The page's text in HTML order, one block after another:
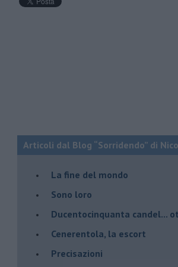
Articoli dal Blog “Sorridendo” di
La fine del mondo
Sono loro
Ducentocinquanta candel...
Cenerentola, la escort
Precisazioni